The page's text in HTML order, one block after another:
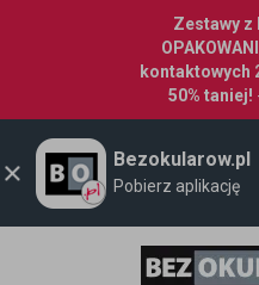
Zestawy z
kontaktowych
50% taniej!
Bezokularow.pl
Pobierz aplikację